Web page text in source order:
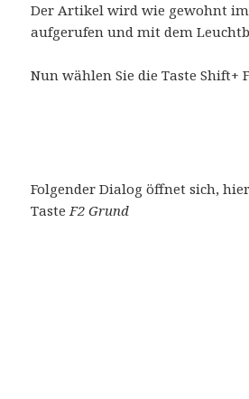
Der Artikel wird wie gewohnt
aufgerufen und mit dem
Nun wählen Sie die Taste Shift+
Folgender Dialog öffnet sich,
TasteF2 Grund